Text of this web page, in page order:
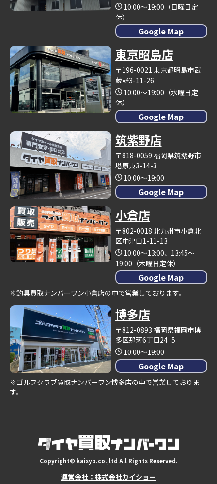
10:00～19:00（日曜日定
休）
Google Map
東京昭島店
〒196-0021 東京都昭島市武
蔵野3-11-26
10:00～19:00（水曜日定
休）
Google Map
筑紫野店
〒818-0059 福岡県筑紫野市
塔原東3-14-3
10:00～19:00
Google Map
小倉店
〒802-0018 北九州市小倉北
区中津口1-11-13
10:00～13:00、13:45～
19:00（木曜日定休）
Google Map
※釣具買取ナンバーワン小倉店の中で営業しております。
博多店
〒812-0893 福岡県福岡市博
多区那珂6丁目24−5
10:00～19:00
Google Map
※ゴルフクラブ買取ナンバーワン博多店の中で営業しておりま
す。
Copyright© kaisyo.co.,ltd All Rights Reserved.
運営会社：株式会社カイショー